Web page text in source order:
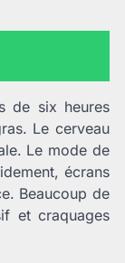
de six heures
Le cerveau
Le mode de
écrans
Beaucoup de
et craquages